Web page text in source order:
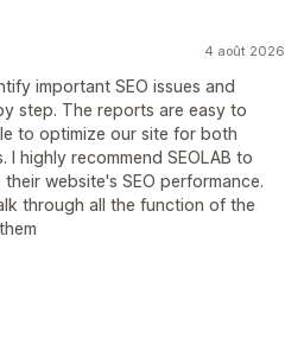
4 août 2026
important SEO issues and
step. The reports are easy to
to optimize our site for both
I highly recommend SEOLAB to
website's SEO performance.
through all the function of the